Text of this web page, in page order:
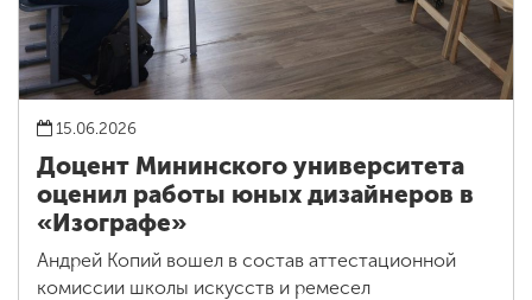
15.06.2026
Доцент Мининского университета
оценил работы юных дизайнеров в
«Изографе»
Андрей Копий вошел в состав аттестационной
комиссии школы искусств и ремесел